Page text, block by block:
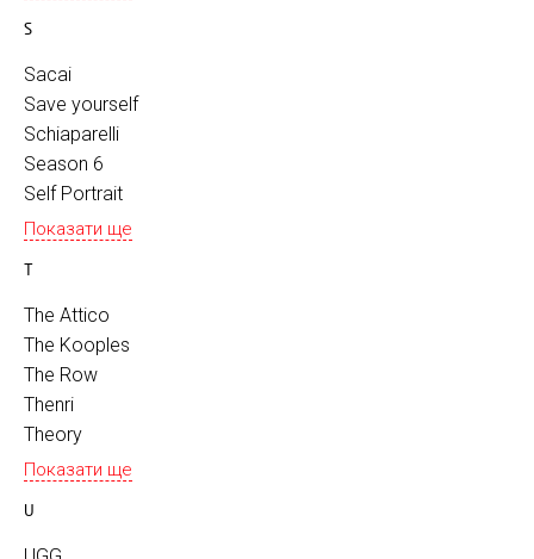
S
Sacai
Save yourself
Schiaparelli
Season 6
Self Portrait
Показати ще
T
The Attico
The Kooples
The Row
Thenri
Theory
Показати ще
U